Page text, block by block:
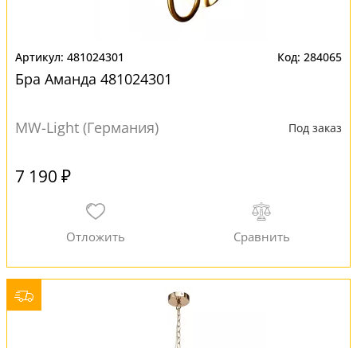
481024301 284065
Бра Аманда 481024301
MW-Light (Германия) Под заказ
7 190 ₽